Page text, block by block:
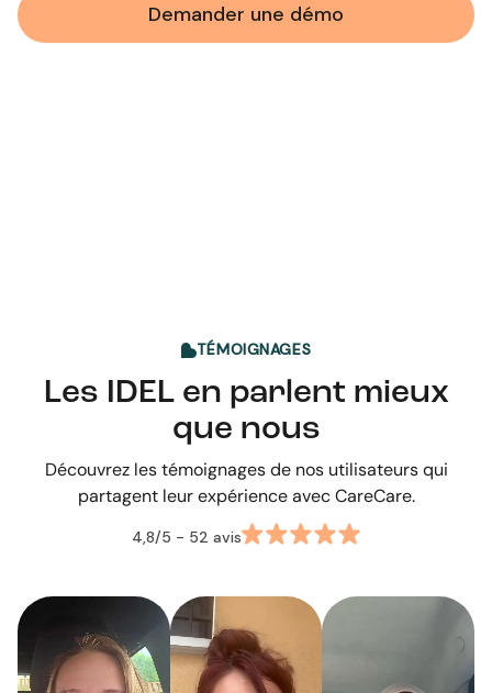
Demander une démo
TÉMOIGNAGES
Les IDEL en parlent mieux
que nous
Découvrez les témoignages de nos utilisateurs qui
partagent leur expérience avec CareCare.
4,8/5 - 52 avis